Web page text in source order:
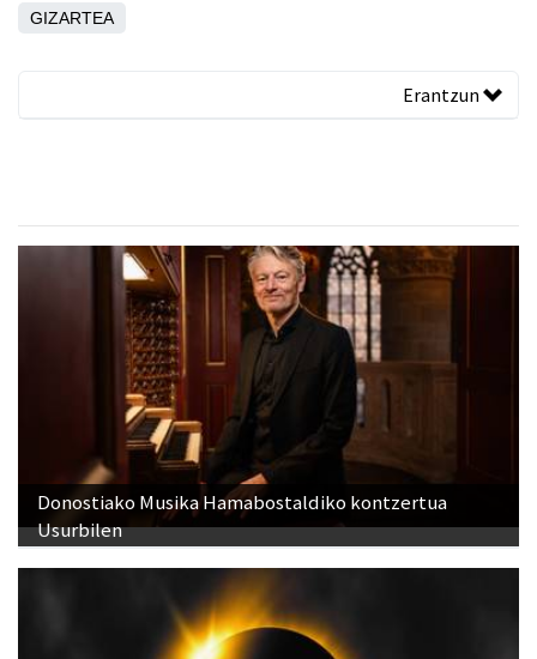
GIZARTEA
Erantzun
Donostiako Musika Hamabostaldiko kontzertua
Usurbilen